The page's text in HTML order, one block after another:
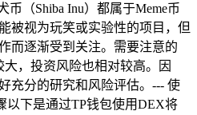
币（Shiba Inu）都属于Meme币
被视为玩笑或实验性的项目，但
而逐渐受到关注。需要注意的
，投资风险也相对较高。因
充分的研究和风险评估。--- 使
以下是通过TP钱包使用DEX将